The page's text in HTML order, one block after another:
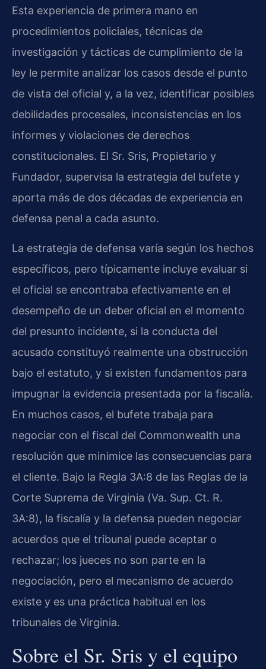
Esta experiencia de primera mano en
procedimientos policiales, técnicas de
investigación y tácticas de cumplimiento de la
ley le permite analizar los casos desde el punto
de vista del oficial y, a la vez, identificar posibles
debilidades procesales, inconsistencias en los
informes y violaciones de derechos
constitucionales. El Sr. Sris, Propietario y
Fundador, supervisa la estrategia del bufete y
aporta más de dos décadas de experiencia en
defensa penal a cada asunto.
La estrategia de defensa varía según los hechos
específicos, pero típicamente incluye evaluar si
el oficial se encontraba efectivamente en el
desempeño de un deber oficial en el momento
del presunto incidente, si la conducta del
acusado constituyó realmente una obstrucción
bajo el estatuto, y si existen fundamentos para
impugnar la evidencia presentada por la fiscalía.
En muchos casos, el bufete trabaja para
negociar con el fiscal del Commonwealth una
resolución que minimice las consecuencias para
el cliente. Bajo la Regla 3A:8 de las Reglas de la
Corte Suprema de Virginia (Va. Sup. Ct. R.
3A:8), la fiscalía y la defensa pueden negociar
acuerdos que el tribunal puede aceptar o
rechazar; los jueces no son parte en la
negociación, pero el mecanismo de acuerdo
existe y es una práctica habitual en los
tribunales de Virginia.
Sobre el Sr. Sris y el equipo